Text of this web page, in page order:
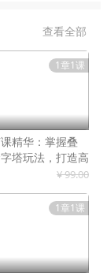
查看全部
1章1课
精华：掌握叠
塔玩法，打造高
¥ 99.00
1章1课